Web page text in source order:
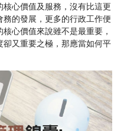
核心價值及服務，沒有比這更
的發展，更多的行政工作便
心價值來說雖不是最重要，
又重要之極，那應當如何平